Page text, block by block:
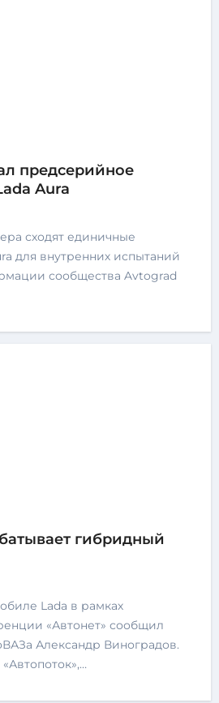
предсерийное
Aura
для внутренних испытаний
сообщества Avtograd
гибридный
«Автонет» сообщил
Александр Виноградов.